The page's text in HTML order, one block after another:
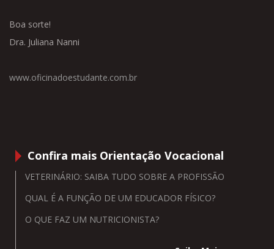
Boa sorte!
Dra. Juliana Nanni
www.oficinadoestudante.com.br
Confira mais Orientação Vocacional
VETERINÁRIO: SAIBA TUDO SOBRE A PROFISSÃO
QUAL É A FUNÇÃO DE UM EDUCADOR FÍSICO?
O QUE FAZ UM NUTRICIONISTA?